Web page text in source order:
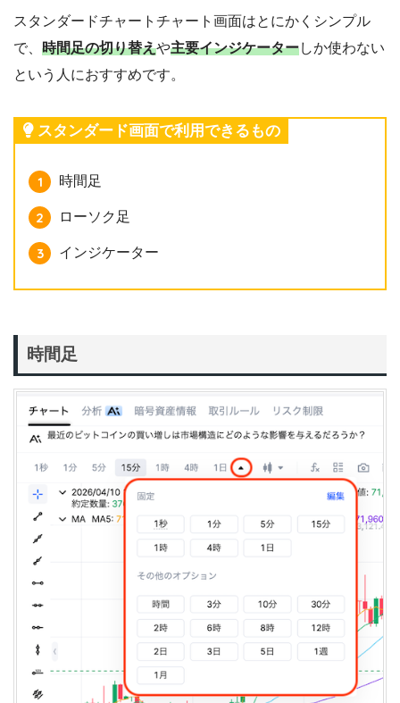
スタンダードチャートチャート画面はとにかくシンプル
で、 時間足の切り替えや主要インジケーターしか使わない
という人におすすめです。
スタンダード画面で利用できるもの
時間足
ローソク足
インジケーター
時間足